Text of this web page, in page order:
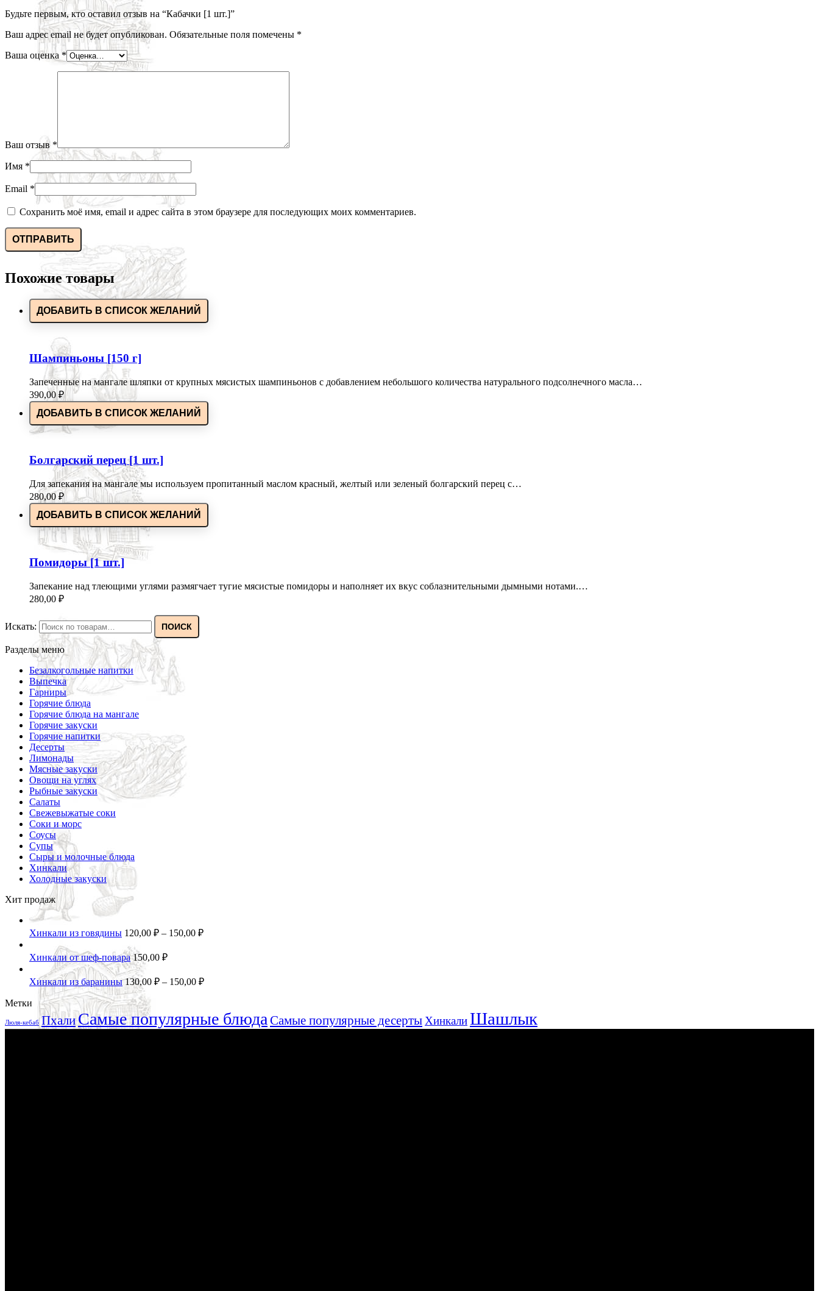
Будьте первым, кто оставил отзыв на “Кабачки [1 шт.]”
Ваш адрес email не будет опубликован. Обязательные поля помечены *
Ваша оценка *
Ваш отзыв *
Имя *
Email *
Сохранить моё имя, email и адрес сайта в этом браузере для последующих моих комментариев.
Похожие товары
ДОБАВИТЬ В СПИСОК ЖЕЛАНИЙ
Шампиньоны [150 г]
Запеченные на мангале шляпки от крупных мясистых шампиньонов с добавлением небольшого количества натурального подсолнечного масла…
390,00₽
ДОБАВИТЬ В СПИСОК ЖЕЛАНИЙ
Болгарский перец [1 шт.]
Для запекания на мангале мы используем пропитанный маслом красный, желтый или зеленый болгарский перец с…
280,00 ₽
ДОБАВИТЬ В СПИСОК ЖЕЛАНИЙ
Помидоры [1 шт.]
Запекание над тлеющими углями размягчает тугие мясистые помидоры и наполняет их вкус соблазнительными дымными нотами.…
280,00 ₽
Искать: ПОИСК
Разделы меню
Безалкогольные напитки
Выпечка
Гарниры
Горячие блюда
Горячие блюда на мангале
Горячие закуски
Горячие напитки
Десерты
Лимонады
Мясные закуски
Овощи на углях
Рыбные закуски
Салаты
Свежевыжатые соки
Соки и морс
Соусы
Супы
Сыры и молочные блюда
Хинкали
Холодные закуски
Хит продаж
Хинкали из говядины 120,00 ₽ – 150,00 ₽
Хинкали от шеф-повара 150,00 ₽
Хинкали из баранины 130,00 ₽ – 150,00 ₽
Метки
Люля-кебаб ПхалиСамые популярные блюда Самые популярные десерты ХинкалиШашлык